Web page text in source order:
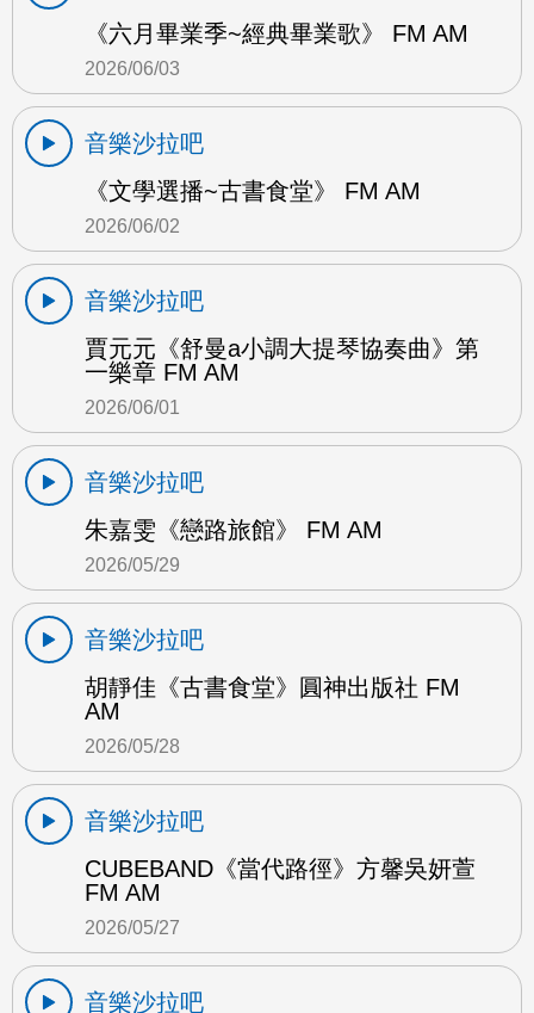
《六月畢業季~經典畢業歌》 FM AM
2026/06/03
音樂沙拉吧
《文學選播~古書食堂》 FM AM
2026/06/02
音樂沙拉吧
賈元元《舒曼a小調大提琴協奏曲》第
一樂章 FM AM
2026/06/01
音樂沙拉吧
朱嘉雯《戀路旅館》 FM AM
2026/05/29
音樂沙拉吧
胡靜佳《古書食堂》圓神出版社 FM
AM
2026/05/28
音樂沙拉吧
CUBEBAND《當代路徑》方馨吳妍萱
FM AM
2026/05/27
音樂沙拉吧